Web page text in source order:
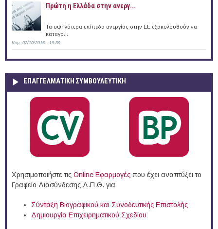
Πρώτη η Ελλάδα στην ανεργ...
Τα υψηλότερα επίπεδα ανεργίας στην ΕΕ εξακολουθούν να
καταγρ...
Κυρ, 02/10/2016 - 19:39
ΕΠΑΓΓΕΛΜΑΤΙΚΉ ΣΥΜΒΟΥΛΕΥΤΙΚΉ
Χρησιμοποιήστε τις Online Eφαρμογές που έχει αναπτύξει το
Γραφείο Διασύνδεσης Δ.Π.Θ. για
Σύνταξη Βιογραφικού και Συνοδευτικής Επιστολής
Δημιουργία Επιχειρηματικού Σχεδίου